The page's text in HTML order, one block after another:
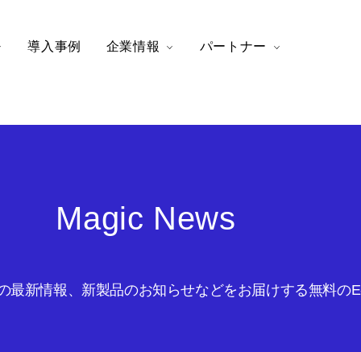
導入事例 企業情報 パートナー
Magic News
新情報、新製品のお知らせなどをお届けする無料の